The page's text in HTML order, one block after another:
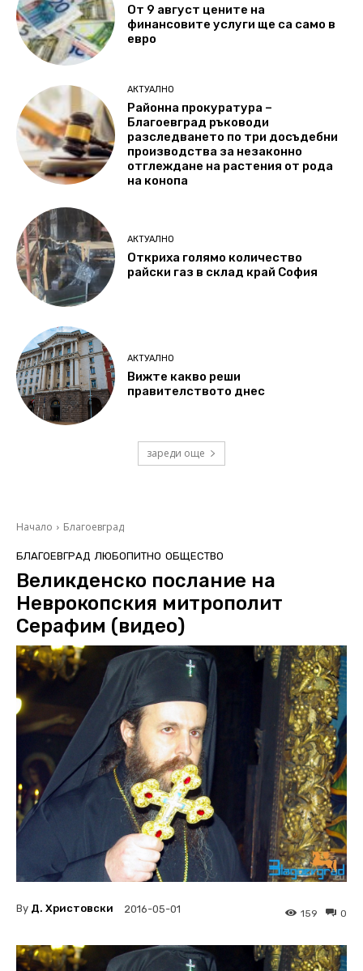
От 9 август цените на
финансовите услуги ще са само в
евро
АКТУАЛНО
Районна прокуратура –
Благоевград ръководи
разследването по три досъдебни
производства за незаконно
отглеждане на растения от рода
на конопа
АКТУАЛНО
Откриха голямо количество
райски газ в склад край София
АКТУАЛНО
Вижте какво реши
правителството днес
зареди още